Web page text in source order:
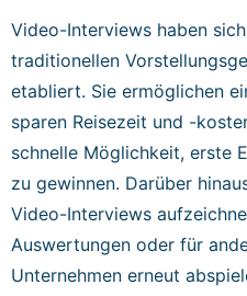
Video-Interviews haben
traditionellen
etabliert. Sie ermöglichen
sparen Reisezeit und -
schnelle Möglichkeit, erste
zu gewinnen. Darüber
Video-Interviews
Auswertungen oder für
Unternehmen erneut